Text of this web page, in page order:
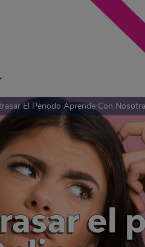
el
El Periodo Aprende Con